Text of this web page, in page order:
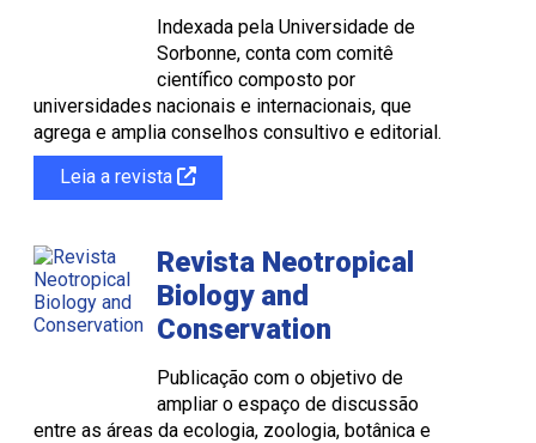
Indexada pela Universidade de
Sorbonne, conta com comitê
científico composto por
universidades nacionais e internacionais, que
agrega e amplia conselhos consultivo e editorial.
Leia a revista
Revista Neotropical
Biology and
Conservation
Publicação com o objetivo de
ampliar o espaço de discussão
entre as áreas da ecologia, zoologia, botânica e